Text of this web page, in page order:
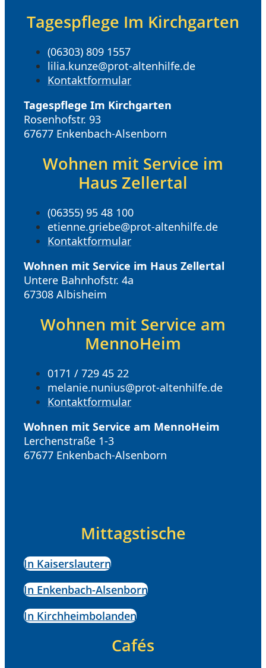
Tagespflege Im Kirchgarten
(06303) 809 1557
lilia.kunze@prot-altenhilfe.de
Kontaktformular
Tagespflege Im Kirchgarten
Rosenhofstr. 93
67677 Enkenbach-Alsenborn
Wohnen mit Service im
Haus Zellertal
(06355) 95 48 100
etienne.griebe@prot-altenhilfe.de
Kontaktformular
Wohnen mit Service im Haus Zellertal
Untere Bahnhofstr. 4a
67308 Albisheim
Wohnen mit Service am
MennoHeim
0171 / 729 45 22
melanie.nunius@prot-altenhilfe.de
Kontaktformular
Wohnen mit Service am MennoHeim
Lerchenstraße 1-3
67677 Enkenbach-Alsenborn
Mittagstische
In Kaiserslautern
In Enkenbach-Alsenborn
In Kirchheimbolanden
Cafés